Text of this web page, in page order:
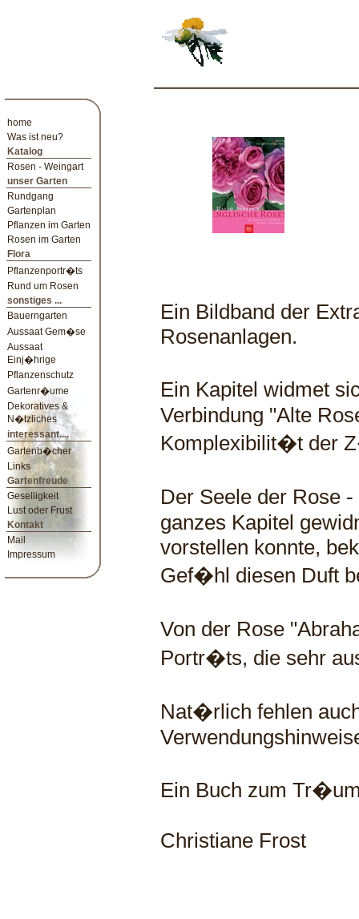
home
Was ist neu?
Katalog
Rosen - Weingart
unser Garten
Rundgang
Gartenplan
Pflanzen im Garten
Rosen im Garten
Flora
Pflanzenportr�ts
Rund um Rosen
sonstiges ...
Bauerngarten
Aussaat Gem�se
Aussaat
Einj�hrige
Pflanzenschutz
Gartenr�ume
Dekoratives &
N�tzliches
interessant....
Gartenb�cher
Links
Gartenfreude
Geselligkeit
Lust oder Frust
Kontakt
Mail
Impressum
Ein Bildband der
Rosenanlagen.
Ein Kapitel widmet
Verbindung "Alte
Komplexibilit�t der
Der Seele der Rose
ganzes Kapitel
vorstellen konnte,
Gef�hl diesen Duft
Von der Rose
Portr�ts, die sehr
Nat�rlich fehlen
Ein Buch zum
Christiane Frost